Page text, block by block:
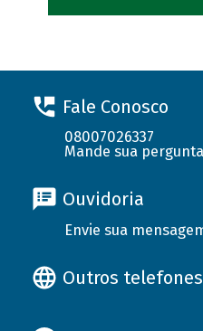
Fale Conosco
08007026337
Mande sua pergunta
Ouvidoria
Envie sua
Outros